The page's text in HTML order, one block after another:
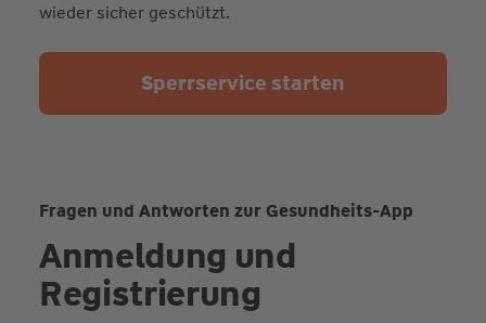
wieder sicher geschützt.
Sperrservice starten
Fragen und Antworten zur Gesundheits-App
Anmeldung und
Registrierung